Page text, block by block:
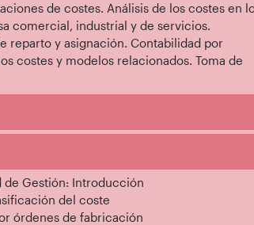
de costes. Análisis de los costes en
comercial, industrial y de servicios.
reparto y asignación. Contabilidad por
costes y modelos relacionados. Toma de
de Gestión: Introducción
del coste
órdenes de fabricación